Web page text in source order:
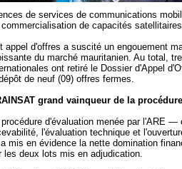
de services de communications
de capacités
appel d'offres a suscité un engouement
du marché mauritanien. Au total,
ont retiré le Dossier d'Appel
de neuf (09) offres fermes.
grand vainqueur de la
procédure d'évaluation menée par l'ARE —
l'évaluation technique et
mis en évidence la nette domination
les deux lots mis en adjudication.